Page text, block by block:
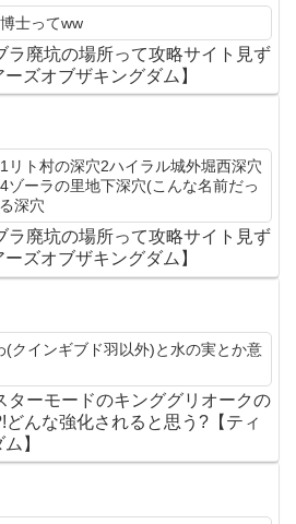
士ってww
ラ廃坑の場所って攻略サイト見ず
ズオブザキングダム】
リト村の深穴2ハイラル城外堀西深穴
ゾーラの里地下深穴(こんな名前だっ
深穴
ラ廃坑の場所って攻略サイト見ず
ズオブザキングダム】
(クインギブド羽以外)と水の実とか意
ターモードのキンググリオークの
んな強化されると思う?【ティ
】